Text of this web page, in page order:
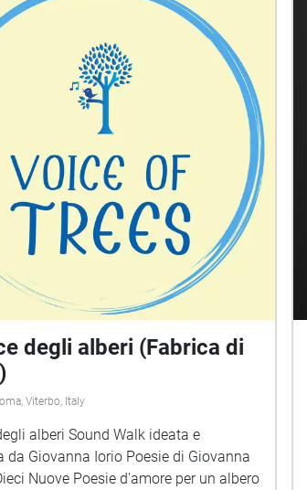
degli alberi (Fabrica di
Viterbo, Italy
alberi Sound Walk ideata e
Iorio Poesie di Giovanna
Nuove Poesie d'amore per un albero